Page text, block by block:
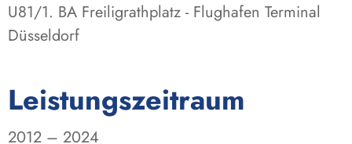
U81/1. BA Freiligrathplatz - Flughafen Terminal
Düsseldorf
Leistungszeitraum
2012 – 2024